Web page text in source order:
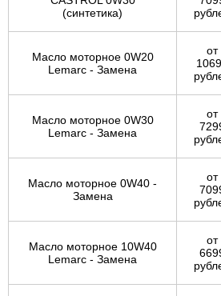
(синтетика)
Масло моторное 0W20
Lemarc - Замена
от
Масло моторное 0W30
Lemarc - Замена
от
Масло моторное 0W40 -
Замена
от
Масло моторное 10W40
Lemarc - Замена
от